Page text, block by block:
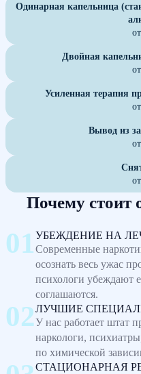
Одинарная капельница
Двойная
Усиленная терапия
Вывод из
Почему стоит
УБЕЖДЕНИЕ НА
Современные
осознать весь ужас
психологи убеждают
соглашаются.
ЛУЧШИЕ
У нас работает штат
наркологи,
по химической
СТАЦИОНАРНАЯ